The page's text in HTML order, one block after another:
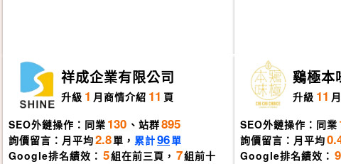
祥成企業有限公司
升級 1 月商情介紹 11 頁
SEO外鏈操作：同業 130 、站群895
詢價留言：月平均2.8單， 累計96單
Google排名績效： 5組在前三頁， 7組前十
鷄極本
升級 11 月
SEO外鏈操作：同業
詢價留言：月平均
Google排名績效： 9